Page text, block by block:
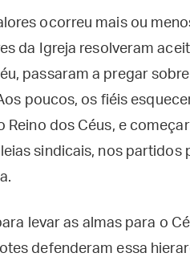
ocorreu mais ou
da Igreja resolveram
passaram a pregar
poucos, os fiéis
Reino dos Céus, e
sindicais, nos partidos
levar as almas para o
defenderam essa